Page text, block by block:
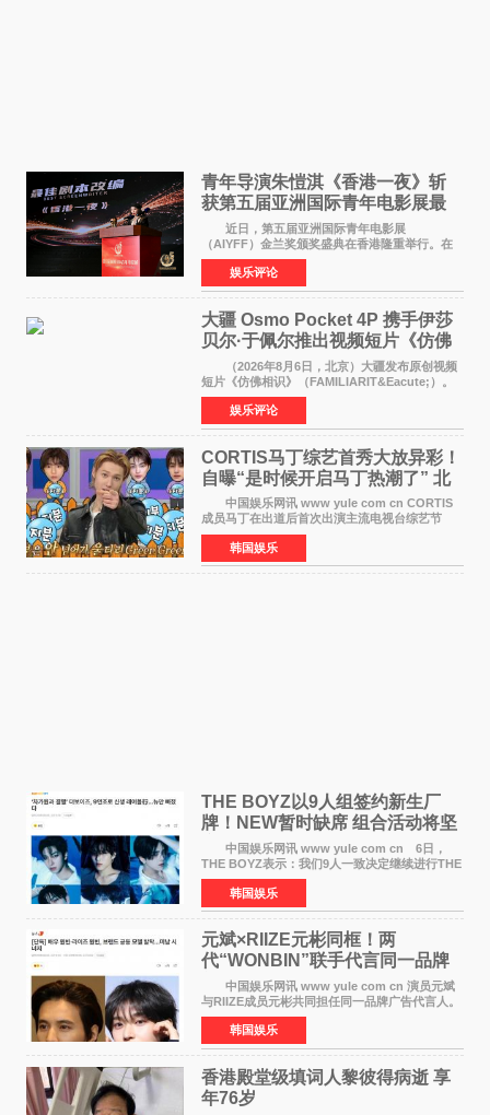
青年导演朱愷淇《香港一夜》斩
获第五届亚洲国际青年电影展最
佳剧本改编奖
近日，第五届亚洲国际青年电影展
（AIYFF）金兰奖颁奖盛典在香港隆重举行。在
这场汇聚数百位海内外电影人、文化界人士及媒
体代表的亚洲青年影视盛会上，香港本土电影
《香港一夜》（Dawn in Ho
娱乐评论
大疆 Osmo Pocket 4P 携手伊莎
贝尔·于佩尔推出视频短片《仿佛
相识》
（2026年8月6日，北京）大疆发布原创视频
短片《仿佛相识》（FAMILIARIT&Eacute;）。
视频短片由戛纳国际电影节最佳女演员伊莎贝尔·
于佩尔（Isabelle Huppert）主演，全程使用大
疆首款双主摄口
娱乐评论
CORTIS马丁综艺首秀大放异彩！
自曝“是时候开启马丁热潮了” 北
美巡演火热进行中
中国娱乐网讯 www yule com cn CORTIS
成员马丁在出道后首次出演主流电视台综艺节
目，展现了多才多艺的魅力。 马丁出演了5日
播出的MBC《Radio Star》Fashion与Passion
之间，I&lsquo;m
韩国娱乐
THE BOYZ以9人组签约新生厂
牌！NEW暂时缺席 组合活动将坚
定不移继续
中国娱乐网讯 www yule com cn 6日，
THE BOYZ表示：我们9人一致决定继续进行THE
BOYZ组合活动，并且已经完成了组合团体活动
签约。目前正在新生厂牌下进行活动准备。尚未
离开THE BOYZ原所
韩国娱乐
元斌×RIIZE元彬同框！两
代“WONBIN”联手代言同一品牌
颜值天花板合体
中国娱乐网讯 www yule com cn 演员元斌
与RIIZE成员元彬共同担任同一品牌广告代言人。
6日据独家报道，继演员元斌之后，RIIZE元彬最
近也被选为某在线中介平台A公司的共同广告代言
人，两人将作
韩国娱乐
香港殿堂级填词人黎彼得病逝 享
年76岁​